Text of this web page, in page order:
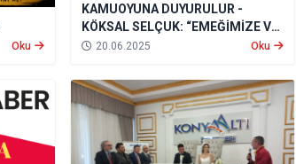
Oku
KAMUOYUNA DUYURULUR -
KÖKSAL SELÇUK: “EMEĞİMİZE VE
MARKAMIZA SAHİP ÇIKIYORUZ”
20.06.2025 Oku